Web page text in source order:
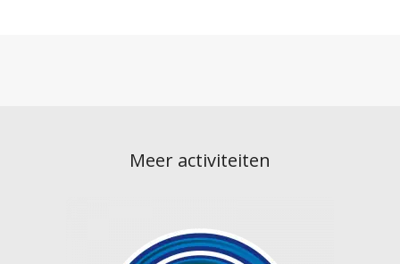
Meer activiteiten